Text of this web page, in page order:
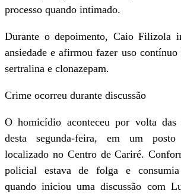
processo quando intimado.
Durante o depoimento, Caio Filizola
ansiedade e afirmou fazer uso contínuo
sertralina e clonazepam.
Crime ocorreu durante discussão
O homicídio aconteceu por volta das
desta segunda-feira, em um posto
localizado no Centro de Cariré.
policial estava de folga e
quando iniciou uma discussão com